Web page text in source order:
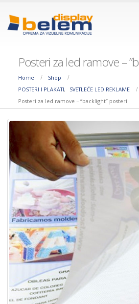
Posteri za led ramove –
Home
Shop
POSTERI I PLAKATI,
SVETLEĆE LED REKLAME
Posteri za led ramove – “backlight” posteri